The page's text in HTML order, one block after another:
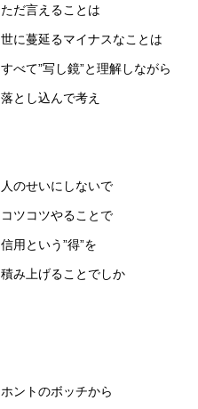
ただ言えることは
世に蔓延るマイナスなことは
すべて”写し鏡”と理解しながら
落とし込んで考え
人のせいにしないで
コツコツやることで
信用という”得”を
積み上げることでしか
ホントのボッチから